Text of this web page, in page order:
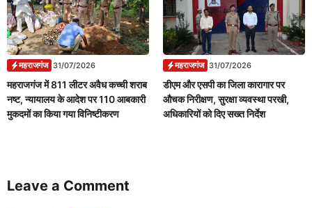
महराजगंज 31/07/2026
महराजगंज में 811 लीटर अवैध कच्ची शराब
नष्ट, न्यायालय के आदेश पर 110 आबकारी
मुकदमों का किया गया विनिष्टीकरण
महराजगंज 31/07/2026
डीएम और एसपी का जिला कारागार पर
औचक निरीक्षण, सुरक्षा व्यवस्था परखी,
अधिकारियों को दिए सख्त निर्देश
Leave a Comment